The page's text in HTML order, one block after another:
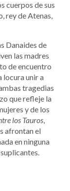
cuerpos de sus
rey de Atenas,
Danaides de
las madres
de encuentro
locura unir a
tragedias
que refleje la
y de los
los Tauros,
afrontan el
en ninguna